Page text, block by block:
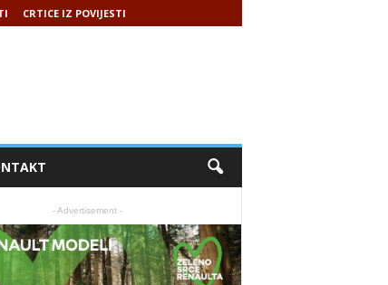
CRTICE IZ POVIJESTI
- Advertisement -